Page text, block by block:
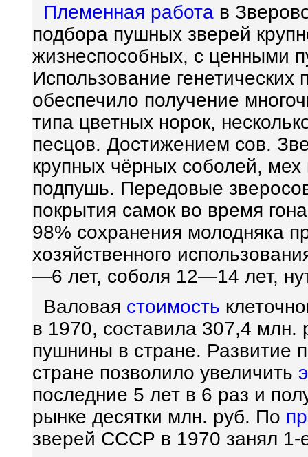
Племенная работа в
подбора пушных зверей
жизнеспособных, с ценными
Использование
обеспечило получение
типа цветных норок,
песцов. Достижением сов.
крупных чёрных соболей,
подпушь. Передовые
покрытия самок во время
98% сохранения молодняка
хозяйственного
—6 лет, соболя 12—14 лет,
Валовая стоимость
в 1970, составила 307,4 млн.
пушнины в стране. Развитие
стране позволило увеличить
последние 5 лет в 6 раз и
рынке десятки млн. руб. По
зверей СССР в 1970 занял 1-